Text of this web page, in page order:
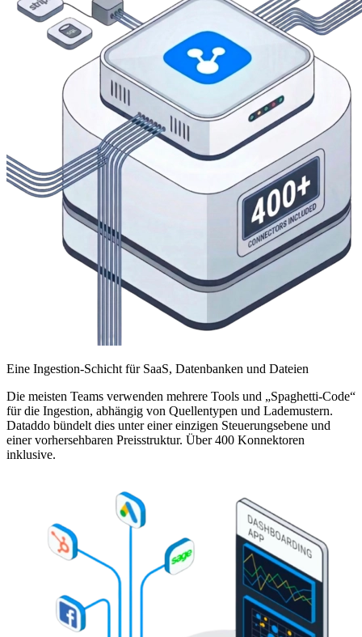
Eine Ingestion-Schicht für SaaS, Datenbanken und Dateien
Die meisten Teams verwenden mehrere Tools und „Spaghetti-Code“
für die Ingestion, abhängig von Quellentypen und Lademustern.
Dataddo bündelt dies unter einer einzigen Steuerungsebene und
einer vorhersehbaren Preisstruktur. Über 400 Konnektoren
inklusive.